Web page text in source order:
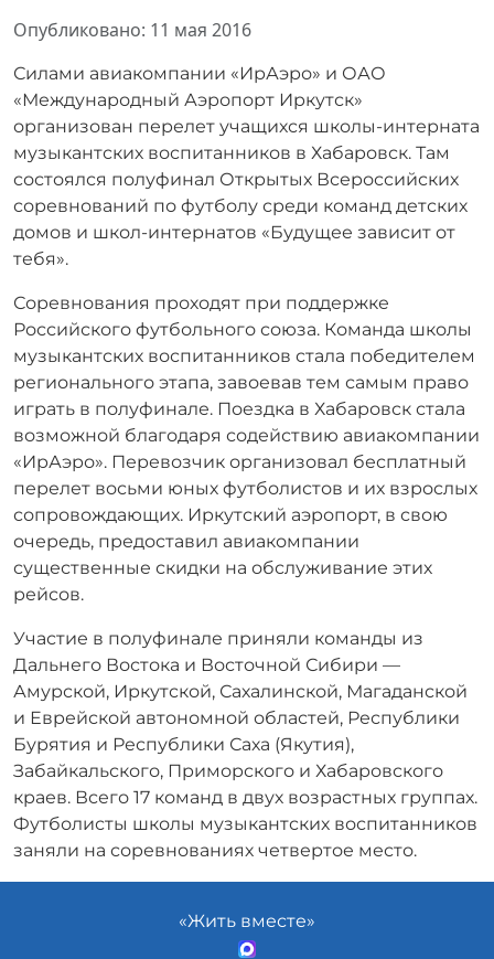
Информация о материале
Опубликовано: 11 мая 2016
Силами авиакомпании «ИрАэро» и ОАО
«Международный Аэропорт Иркутск»
организован перелет учащихся школы-интерната
музыкантских воспитанников в Хабаровск. Там
состоялся полуфинал Открытых Всероссийских
соревнований по футболу среди команд детских
домов и школ-интернатов «Будущее зависит от
тебя».
Соревнования проходят при поддержке
Российского футбольного союза. Команда школы
музыкантских воспитанников стала победителем
регионального этапа, завоевав тем самым право
играть в полуфинале. Поездка в Хабаровск стала
возможной благодаря содействию авиакомпании
«ИрАэро». Перевозчик организовал бесплатный
перелет восьми юных футболистов и их взрослых
сопровождающих. Иркутский аэропорт, в свою
очередь, предоставил авиакомпании
существенные скидки на обслуживание этих
рейсов.
Участие в полуфинале приняли команды из
Дальнего Востока и Восточной Сибири —
Амурской, Иркутской, Сахалинской, Магаданской
и Еврейской автономной областей, Республики
Бурятия и Республики Саха (Якутия),
Забайкальского, Приморского и Хабаровского
краев. Всего 17 команд в двух возрастных группах.
Футболисты школы музыкантских воспитанников
заняли на соревнованиях четвертое место.
«Жить вместе»